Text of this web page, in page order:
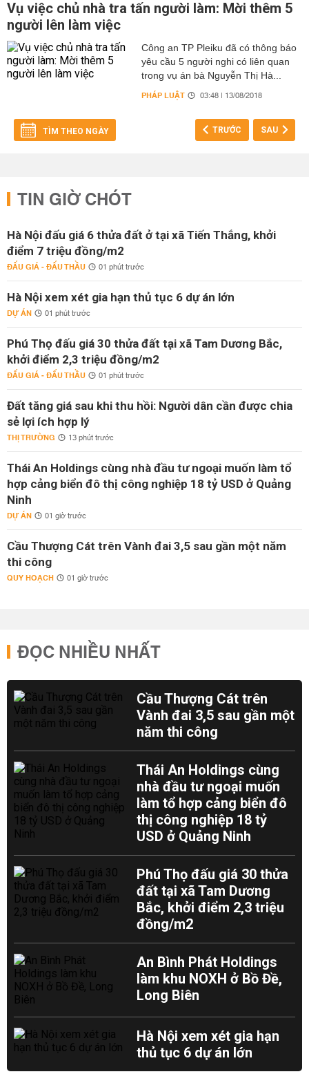
Vụ việc chủ nhà tra tấn người làm: Mời thêm 5
người lên làm việc
Công an TP Pleiku đã có thông báo
yêu cầu 5 người nghi có liên quan
trong vụ án bà Nguyễn Thị Hà...
PHÁP LUẬT 03:48 | 13/08/2018
TÌM THEO NGÀY TRƯỚC SAU
TIN GIỜ CHÓT
Hà Nội đấu giá 6 thửa đất ở tại xã Tiến Thắng, khởi
điểm 7 triệu đồng/m2
ĐẤU GIÁ - ĐẤU THẦU 01 phút trước
Hà Nội xem xét gia hạn thủ tục 6 dự án lớn
DỰ ÁN 01 phút trước
Phú Thọ đấu giá 30 thửa đất tại xã Tam Dương Bắc,
khởi điểm 2,3 triệu đồng/m2
ĐẤU GIÁ - ĐẤU THẦU 01 phút trước
Đất tăng giá sau khi thu hồi: Người dân cần được chia
sẻ lợi ích hợp lý
THỊ TRƯỜNG 13 phút trước
Thái An Holdings cùng nhà đầu tư ngoại muốn làm tổ
hợp cảng biển đô thị công nghiệp 18 tỷ USD ở Quảng
Ninh
DỰ ÁN 01 giờ trước
Cầu Thượng Cát trên Vành đai 3,5 sau gần một năm
thi công
QUY HOẠCH 01 giờ trước
ĐỌC NHIỀU NHẤT
Cầu Thượng Cát trên
Vành đai 3,5 sau gần một
năm thi công
Thái An Holdings cùng
nhà đầu tư ngoại muốn
làm tổ hợp cảng biển đô
thị công nghiệp 18 tỷ
USD ở Quảng Ninh
Phú Thọ đấu giá 30 thửa
đất tại xã Tam Dương
Bắc, khởi điểm 2,3 triệu
đồng/m2
An Bình Phát Holdings
làm khu NOXH ở Bồ Đề,
Long Biên
Hà Nội xem xét gia hạn
thủ tục 6 dự án lớn